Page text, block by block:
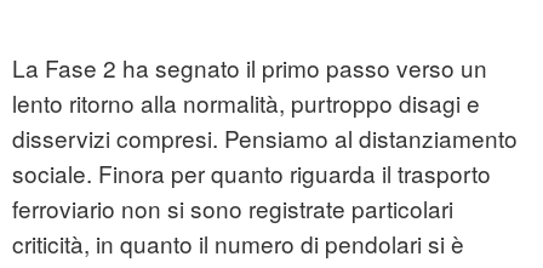
La Fase 2 ha segnato il primo passo verso un
lento ritorno alla normalità, purtroppo disagi e
disservizi compresi. Pensiamo al distanziamento
sociale. Finora per quanto riguarda il trasporto
ferroviario non si sono registrate particolari
criticità, in quanto il numero di pendolari si è